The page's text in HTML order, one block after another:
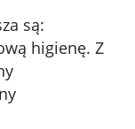
są:
higienę. Z